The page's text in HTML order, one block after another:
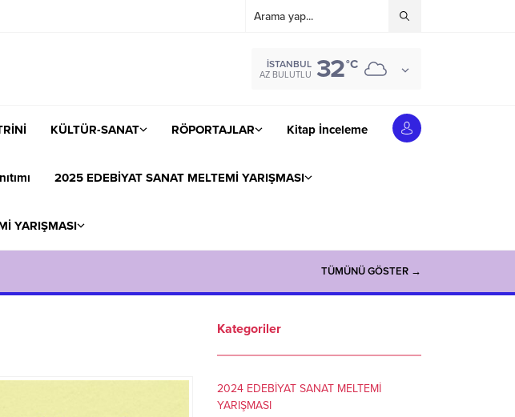
İSTANBUL
AZ BULUTLU 32°C
KÜLTÜR-SANAT RÖPORTAJLAR Kitap İnceleme
2025 EDEBİYAT SANAT MELTEMİ YARIŞMASI
YARIŞMASI
TÜMÜNÜ GÖSTER →
Kategoriler
2024 EDEBİYAT SANAT MELTEMİ
YARIŞMASI